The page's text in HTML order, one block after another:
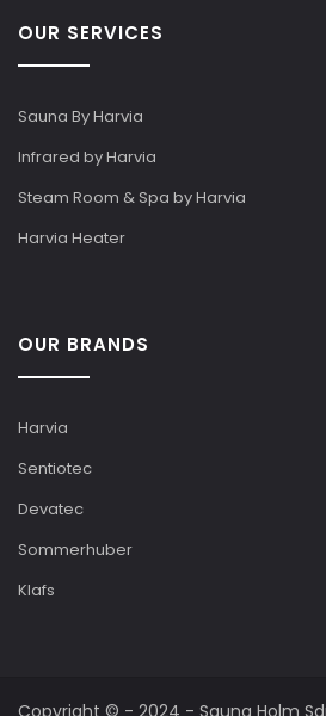
OUR SERVICES
Sauna By Harvia
Infrared by Harvia
Steam Room & Spa by Harvia
Harvia Heater
OUR BRANDS
Harvia
Sentiotec
Devatec
Sommerhuber
Klafs